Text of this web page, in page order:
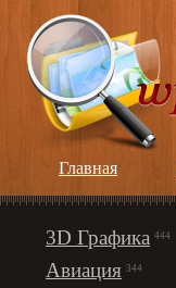
Главная
3D Графика 444
Авиация 344